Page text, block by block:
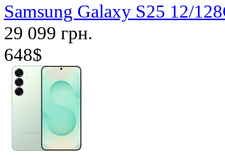
Samsung Galaxy S25 12/
29 099 грн.
648$